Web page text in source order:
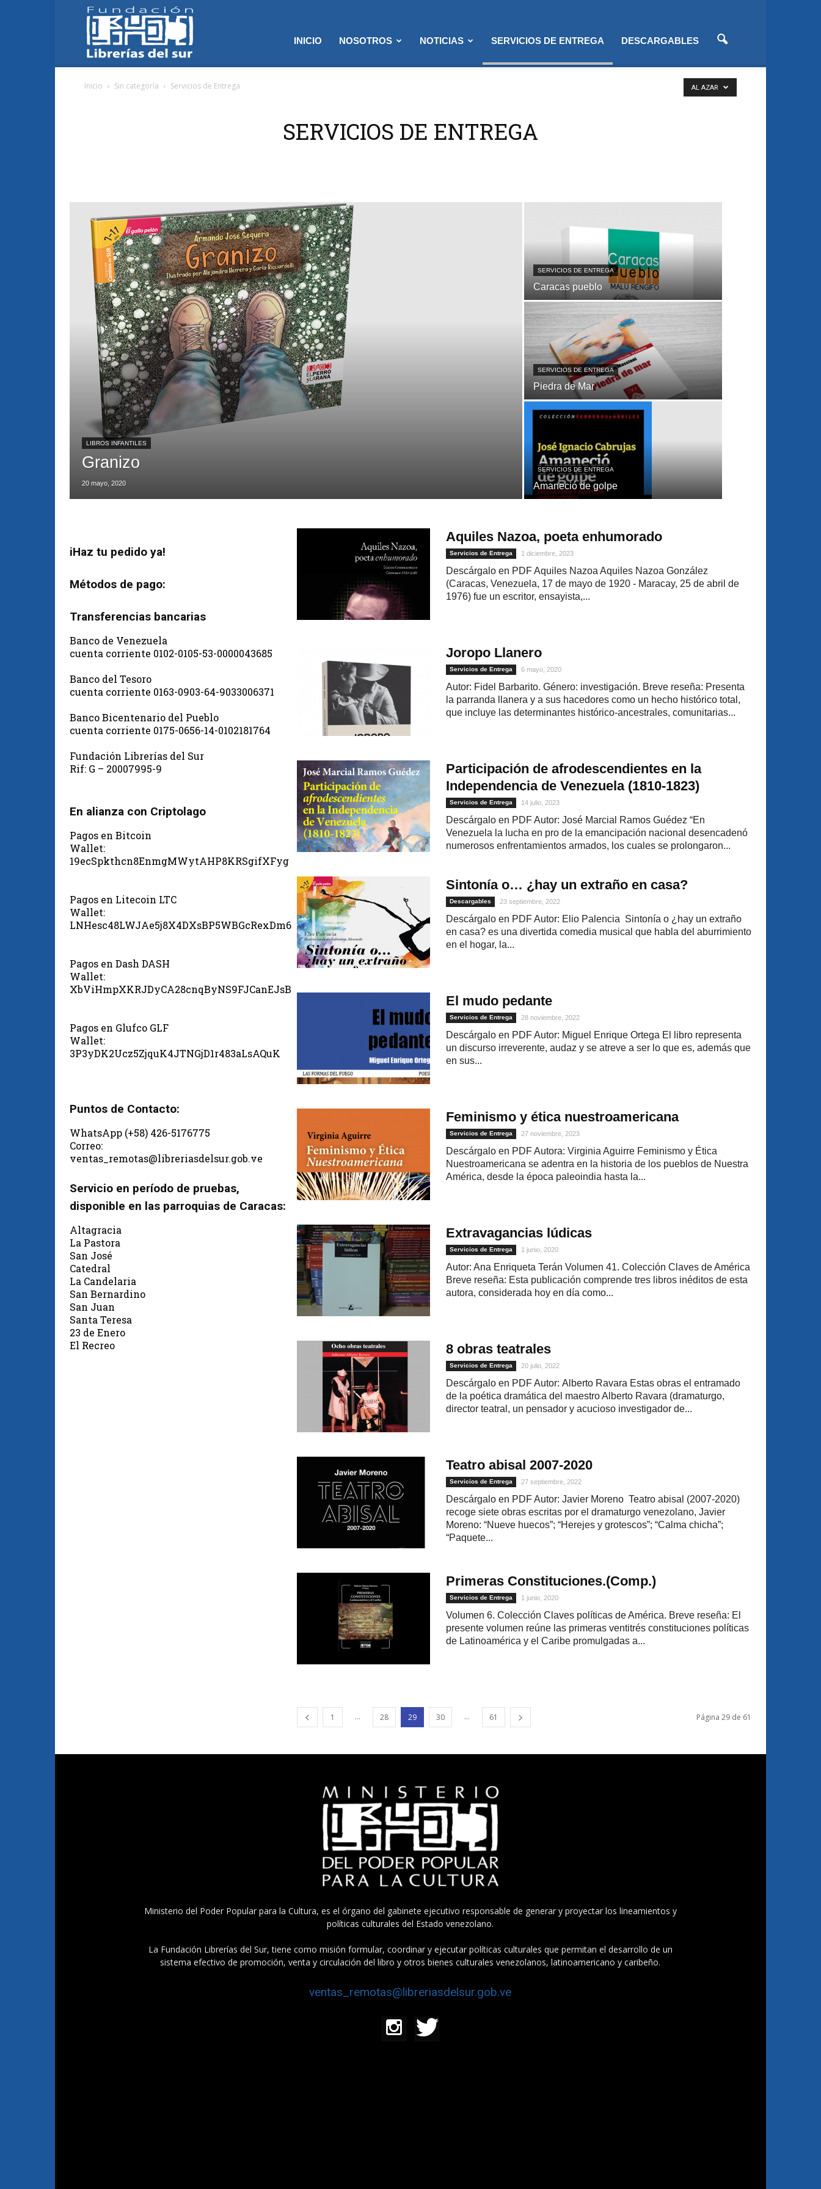
Sur
INICIO NOSOTROS NOTICIAS SERVICIOS DE ENTREGA DESCARGABLES
Inicio Sin categoría Servicios de Entrega
SERVICIOS DE ENTREGA
AL AZAR
LIBROS INFANTILES
Granizo
20 mayo, 2020
SERVICIOS DE ENTREGA
Caracas pueblo
SERVICIOS DE ENTREGA
Piedra de Mar
SERVICIOS DE ENTREGA
Amaneció de golpe
Aquiles Nazoa, poeta enhumorado
Servicios de Entrega 1 diciembre, 2023
Descárgalo en PDF Aquiles Nazoa Aquiles Nazoa González
(Caracas, Venezuela, 17 de mayo de 1920 - Maracay, 25 de abril de
1976) fue un escritor, ensayista,...
Joropo Llanero
Servicios de Entrega 6 mayo, 2020
Autor: Fidel Barbarito. Género: investigación. Breve reseña: Presenta
la parranda llanera y a sus hacedores como un hecho histórico total,
que incluye las determinantes histórico-ancestrales, comunitarias...
Participación de afrodescendientes en la
Independencia de Venezuela (1810-1823)
Servicios de Entrega 14 julio, 2023
Descárgalo en PDF Autor: José Marcial Ramos Guédez “En
Venezuela la lucha en pro de la emancipación nacional desencadenó
numerosos enfrentamientos armados, los cuales se prolongaron...
Sintonía o… ¿hay un extraño en casa?
Descargables 23 septiembre, 2022
Descárgalo en PDF Autor: Elio Palencia Sintonía o ¿hay un extraño
en casa? es una divertida comedia musical que habla del aburrimiento
en el hogar, la...
El mudo pedante
Servicios de Entrega 28 noviembre, 2022
Descárgalo en PDF Autor: Miguel Enrique Ortega El libro representa
un discurso irreverente, audaz y se atreve a ser lo que es, además que
en sus...
Feminismo y ética nuestroamericana
Servicios de Entrega 27 noviembre, 2023
Descárgalo en PDF Autora: Virginia Aguirre Feminismo y Ética
Nuestroamericana se adentra en la historia de los pueblos de Nuestra
América, desde la época paleoindia hasta la...
Extravagancias lúdicas
Servicios de Entrega 1 junio, 2020
Autor: Ana Enriqueta Terán Volumen 41. Colección Claves de América
Breve reseña: Esta publicación comprende tres libros inéditos de esta
autora, considerada hoy en día como...
8 obras teatrales
Servicios de Entrega 20 julio, 2022
Descárgalo en PDF Autor: Alberto Ravara Estas obras el entramado
de la poética dramática del maestro Alberto Ravara (dramaturgo,
director teatral, un pensador y acucioso investigador de...
Teatro abisal 2007-2020
Servicios de Entrega 27 septiembre, 2022
Descárgalo en PDF Autor: Javier Moreno Teatro abisal (2007-2020)
recoge siete obras escritas por el dramaturgo venezolano, Javier
Moreno: “Nueve huecos”; “Herejes y grotescos”; “Calma chicha”;
“Paquete...
Primeras Constituciones.(Comp.)
Servicios de Entrega 1 junio, 2020
Volumen 6. Colección Claves políticas de América. Breve reseña: El
presente volumen reúne las primeras ventitrés constituciones políticas
de Latinoamérica y el Caribe promulgadas a...
1 ... 28 29 30 ... 61 Página 29 de 61
iHaz tu pedido ya!
Métodos de pago:
Transferencias bancarias
Banco de Venezuela
cuenta corriente 0102-0105-53-0000043685
Banco del Tesoro
cuenta corriente 0163-0903-64-9033006371
Banco Bicentenario del Pueblo
cuenta corriente 0175-0656-14-0102181764
Fundación Librerías del Sur
Rif: G – 20007995-9
En alianza con Criptolago
Pagos en Bitcoin
Wallet:
19ecSpkthcn8EnmgMWytAHP8KRSgifXFyg
Pagos en Litecoin LTC
Wallet:
LNHesc48LWJAe5j8X4DXsBP5WBGcRexDm6
Pagos en Dash DASH
Wallet:
XbViHmpXKRJDyCA28cnqByNS9FJCanEJsB
Pagos en Glufco GLF
Wallet:
3P3yDK2Ucz5ZjquK4JTNGjD1r483aLsAQuK
Puntos de Contacto:
WhatsApp (+58) 426-5176775
Correo:
ventas_remotas@libreriasdelsur.gob.ve
Servicio en período de pruebas,
disponible en las parroquias de Caracas:
Altagracia
La Pastora
San José
Catedral
La Candelaria
San Bernardino
San Juan
Santa Teresa
23 de Enero
El Recreo
Ministerio del Poder Popular para la Cultura, es el órgano del gabinete ejecutivo responsable de generar y proyectar los lineamientos y
políticas culturales del Estado venezolano.
La Fundación Librerías del Sur, tiene como misión formular, coordinar y ejecutar políticas culturales que permitan el desarrollo de un
sistema efectivo de promoción, venta y circulación del libro y otros bienes culturales venezolanos, latinoamericano y caribeño.
ventas_remotas@libreriasdelsur.gob.ve